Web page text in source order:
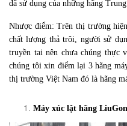
đã sử dụng của những hãng
Nhược điểm: Trên thị trường
chất lượng thả trôi, người sử
truyền tai nên chưa chúng thực
chúng tôi xin điểm lại 3 hãng
thị trường Việt Nam đó là hãng
Máy xúc lật hãng